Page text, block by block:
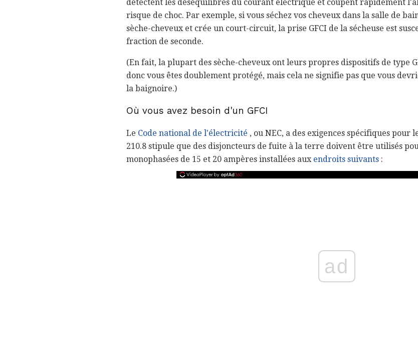
détectent les déséquilibres du courant électrique et coupent rapidement
risque de choc. Par exemple, si vous séchez vos cheveux dans la salle de
sèche-cheveux et crée un court-circuit, la prise GFCI de la sécheuse est
fraction de seconde.
(En fait, la plupart des sèche-cheveux ont leurs propres dispositifs de type
donc vous êtes doublement protégé, mais cela ne signifie pas que vous
la baignoire.)
Où vous avez besoin d'un GFCI
Le Code national de l'électricité , ou NEC, a des exigences spécifiques pour
210.8 stipule que des disjoncteurs de fuite à la terre doivent être utilisés
monophasées de 15 et 20 ampères installées aux endroits suivants :
ad